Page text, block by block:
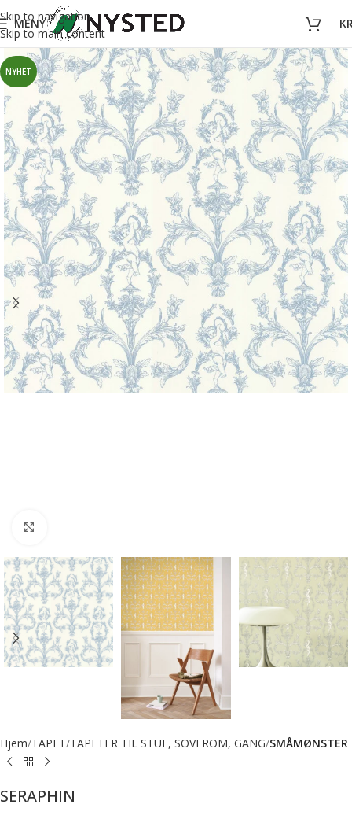
Skip to navigation
Skip to main content
MENY
NYHET
Hjem TAPET TAPETER TIL STUE, SOVEROM, GANG SMÅMØNSTER
SERAPHIN